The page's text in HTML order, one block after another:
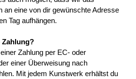
an eine von dir gewünschte Adresse
Tag aufhängen.
Zahlung per EC- oder
einer Überweisung nach
Mit jedem Kunstwerk erhältst du